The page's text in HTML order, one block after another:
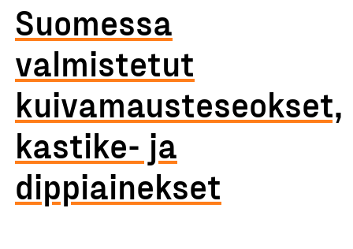
Suomessa
valmistetut
kuivamausteseokset,
kastike- ja
dippiainekset